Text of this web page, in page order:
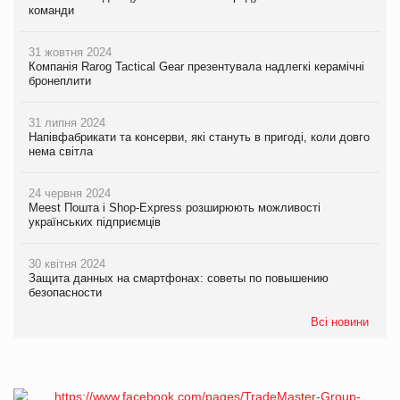
команди
31 жовтня 2024
Компанія Rarog Tactical Gear презентувала надлегкі керамічні
бронеплити
31 липня 2024
Напівфабрикати та консерви, які стануть в пригоді, коли довго
нема світла
24 червня 2024
Meest Пошта і Shop-Express розширюють можливості
українських підприємців
30 квітня 2024
Защита данных на смартфонах: советы по повышению
безопасности
Всі новини